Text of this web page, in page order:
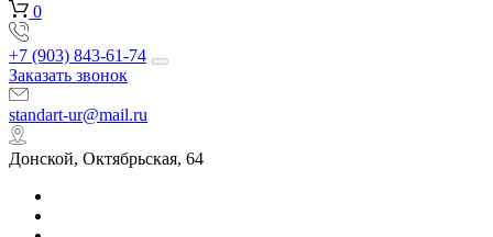
0
+7 (903) 843-61-74
Заказать звонок
standart-ur@mail.ru
Донской, Октябрьская, 64